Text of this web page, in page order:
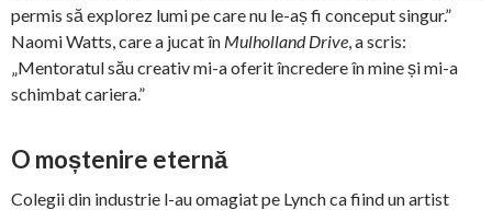
permis să explorez lumi pe care nu le-aș fi conceput singur.”
Naomi Watts, care a jucat în Mulholland Drive, a scris:
„Mentoratul său creativ mi-a oferit încredere în mine și mi-a
schimbat cariera.”
O moștenire eternă
Colegii din industrie l-au omagiat pe Lynch ca fiind un artist